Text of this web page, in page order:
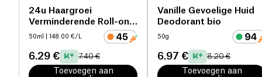
24u Haargroei
Verminderende Roll-on
Deodorant bio
50ml | 148.00 €/L
6.29 € 7.40 €
Toevoegen aan
Vanille Gevoelige Huid
Deodorant bio
50g
6.97 € 8.20 €
Toevoegen aan